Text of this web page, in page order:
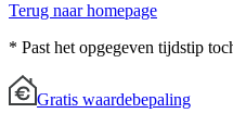
Terug naar homepage
* Past het opgegeven tijdstip
Gratis waardebepaling